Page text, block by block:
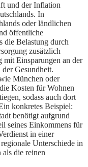
und der Inflation
In
oder ländlichen
öffentliche
die Belastung durch
zusätzlich
mit Einsparungen an der
Gesundheit.
München oder
Kosten für Wohnen
sodass auch dort
konkretes Beispiel:
benötigt aufgrund
seines Einkommens für
in einer
Unterschiede in
die reinen